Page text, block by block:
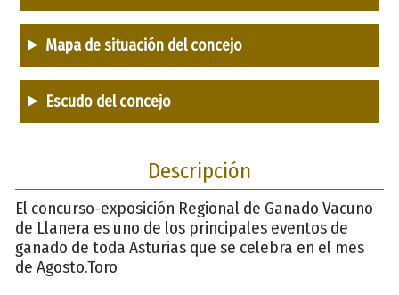
Mapa de situación del concejo
Escudo del concejo
Descripción
El concurso-exposición Regional de Ganado Vacuno
de Llanera es uno de los principales eventos de
ganado de toda Asturias que se celebra en el mes
de Agosto.Toro